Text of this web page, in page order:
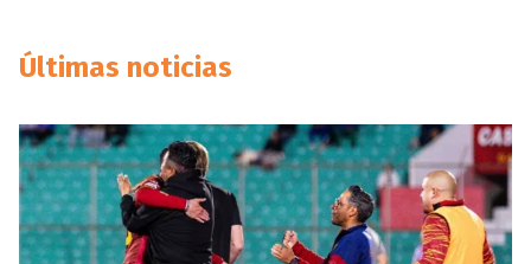
Últimas noticias